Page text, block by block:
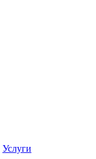
Услуги